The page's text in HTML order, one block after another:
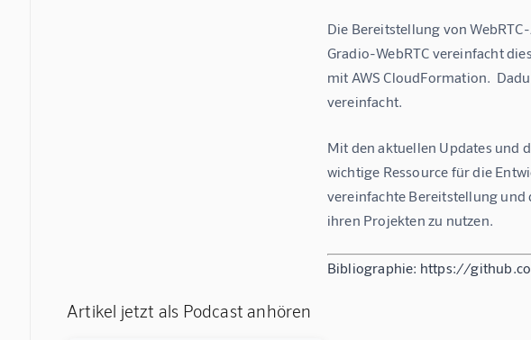
Die Bereitstellung von
Gradio-WebRTC vereinfacht
mit AWS CloudFormation.
vereinfacht.
Mit den aktuellen Updates und
wichtige Ressource für die
vereinfachte Bereitstellung und
ihren Projekten zu nutzen.
Bibliographie: https://
Artikel jetzt als Podcast anhören